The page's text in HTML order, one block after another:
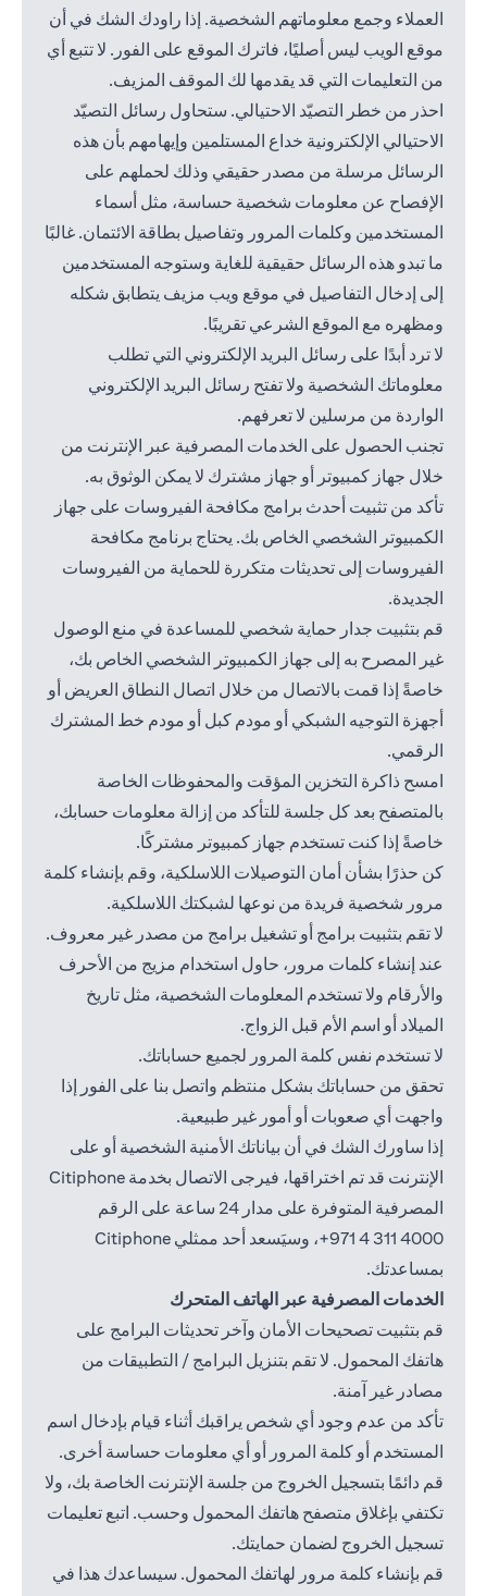
العملاء وجمع معلوماتهم الشخصية. إذا راودك الشك في أن
موقع الويب ليس أصليًا، فاترك الموقع على الفور. لا تتبع أي
من التعليمات التي قد يقدمها لك الموقف المزيف.
احذر من خطر التصيّد الاحتيالي. ستحاول رسائل التصيّد
الاحتيالي الإلكترونية خداع المستلمين وإيهامهم بأن هذه
الرسائل مرسلة من مصدر حقيقي وذلك لحملهم على
الإفصاح عن معلومات شخصية حساسة، مثل أسماء
المستخدمين وكلمات المرور وتفاصيل بطاقة الائتمان. غالبًا
ما تبدو هذه الرسائل حقيقية للغاية وستوجه المستخدمين
إلى إدخال التفاصيل في موقع ويب مزيف يتطابق شكله
ومظهره مع الموقع الشرعي تقريبًا.
لا ترد أبدًا على رسائل البريد الإلكتروني التي تطلب
معلوماتك الشخصية ولا تفتح رسائل البريد الإلكتروني
الواردة من مرسلين لا تعرفهم.
تجنب الحصول على الخدمات المصرفية عبر الإنترنت من
خلال جهاز كمبيوتر أو جهاز مشترك لا يمكن الوثوق به.
تأكد من تثبيت أحدث برامج مكافحة الفيروسات على جهاز
الكمبيوتر الشخصي الخاص بك. يحتاج برنامج مكافحة
الفيروسات إلى تحديثات متكررة للحماية من الفيروسات
الجديدة.
قم بتثبيت جدار حماية شخصي للمساعدة في منع الوصول
غير المصرح به إلى جهاز الكمبيوتر الشخصي الخاص بك،
خاصةً إذا قمت بالاتصال من خلال اتصال النطاق العريض أو
أجهزة التوجيه الشبكي أو مودم كبل أو مودم خط المشترك
الرقمي.
امسح ذاكرة التخزين المؤقت والمحفوظات الخاصة
بالمتصفح بعد كل جلسة للتأكد من إزالة معلومات حسابك،
خاصةً إذا كنت تستخدم جهاز كمبيوتر مشتركًا.
كن حذرًا بشأن أمان التوصيلات اللاسلكية، وقم بإنشاء كلمة
مرور شخصية فريدة من نوعها لشبكتك اللاسلكية.
لا تقم بتثبيت برامج أو تشغيل برامج من مصدر غير معروف.
عند إنشاء كلمات مرور، حاول استخدام مزيج من الأحرف
والأرقام ولا تستخدم المعلومات الشخصية، مثل تاريخ
الميلاد أو اسم الأم قبل الزواج.
لا تستخدم نفس كلمة المرور لجميع حساباتك.
تحقق من حساباتك بشكل منتظم واتصل بنا على الفور إذا
واجهت أي صعوبات أو أمور غير طبيعية.
إذا ساورك الشك في أن بياناتك الأمنية الشخصية أو على
الإنترنت قد تم اختراقها، فيرجى الاتصال بخدمة Citiphone
المصرفية المتوفرة على مدار 24 ساعة على الرقم
4000 311 4 971+
، وسيَسعد أحد ممثلي Citiphone
بمساعدتك.
الخدمات المصرفية عبر الهاتف المتحرك
قم بتثبيت تصحيحات الأمان وآخر تحديثات البرامج على
هاتفك المحمول. لا تقم بتنزيل البرامج / التطبيقات من
مصادر غير آمنة.
تأكد من عدم وجود أي شخص يراقبك أثناء قيام بإدخال اسم
المستخدم أو كلمة المرور أو أي معلومات حساسة أخرى.
قم دائمًا بتسجيل الخروج من جلسة الإنترنت الخاصة بك، ولا
تكتفي بإغلاق متصفح هاتفك المحمول وحسب. اتبع تعليمات
تسجيل الخروج لضمان حمايتك.
قم بإنشاء كلمة مرور لهاتفك المحمول. سيساعدك هذا في